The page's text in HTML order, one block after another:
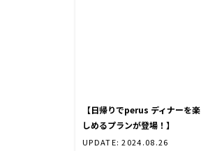
【日帰りでperus ディナーを楽
しめるプランが登場！】
UPDATE: 2024.08.26